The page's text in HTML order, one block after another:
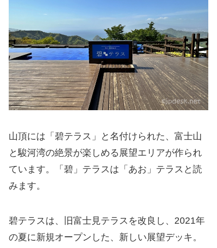
山頂には「碧テラス」と名付けられた、富士山
と駿河湾の絶景が楽しめる展望エリアが作られ
ています。「碧」テラスは「あお」テラスと読
みます。
碧テラスは、旧富士見テラスを改良し、2021年
の夏に新規オープンした、新しい展望デッキ。